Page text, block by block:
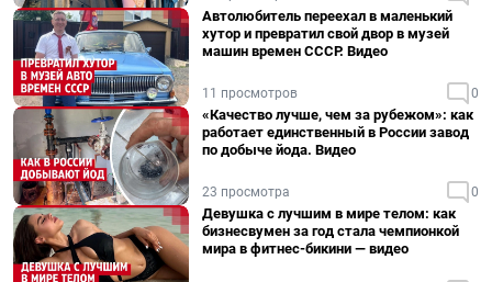
Автолюбитель переехал в маленький
хутор и превратил свой двор в музей
машин времен СССР. Видео
11 просмотров 0
«Качество лучше, чем за рубежом»: как
работает единственный в России завод
по добыче йода. Видео
23 просмотра 0
Девушка с лучшим в мире телом: как
бизнесвумен за год стала чемпионкой
мира в фитнес-бикини — видео